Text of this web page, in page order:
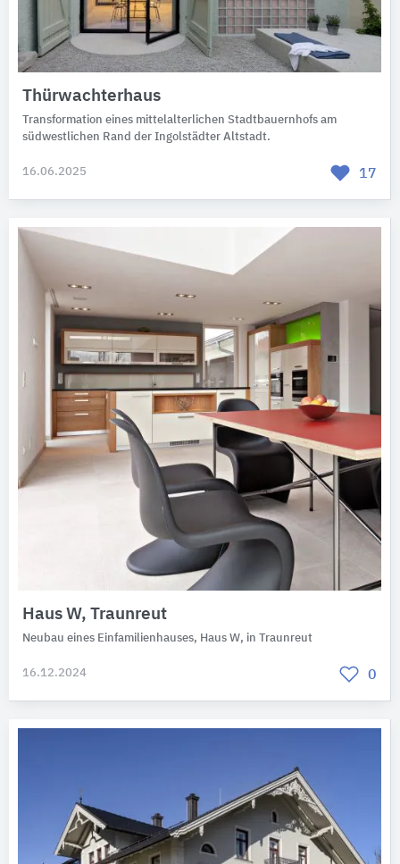
Thürwachterhaus
Transformation eines mittelalterlichen Stadtbauernhofs am
südwestlichen Rand der Ingolstädter Altstadt.
16.06.2025 17
Haus W, Traunreut
Neubau eines Einfamilienhauses, Haus W, in Traunreut
16.12.2024 0